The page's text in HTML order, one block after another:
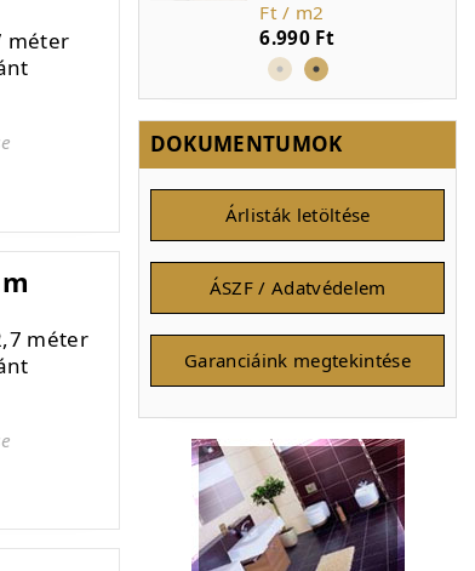
méter
méter
Ft
Ft / m2
6.990 Ft
DOKUMENTUMOK
Árlisták letöltése
ÁSZF / Adatvédelem
Garanciáink megtekintése